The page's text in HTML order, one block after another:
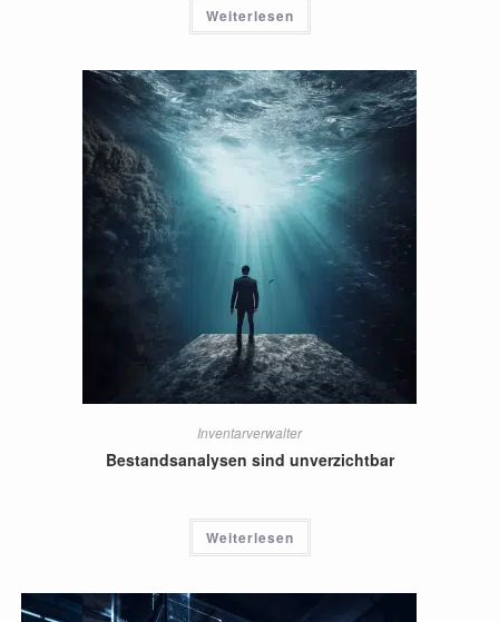
Weiterlesen
Inventarverwalter
Bestandsanalysen sind unverzichtbar
Weiterlesen